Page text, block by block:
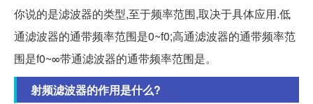
你说的是滤波器的类型,至于频率范围,取决于具体应用.低
通滤波器的通带频率范围是0~f0;高通滤波器的通带频率范
围是f0~∞带通滤波器的通带频率范围是。
射频滤波器的作用是什么?